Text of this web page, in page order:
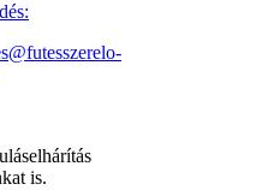
is.